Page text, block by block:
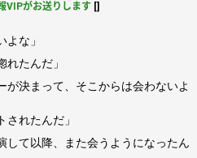
VIPがお送りします []
な」
たんだ」
が決まって、そこからは会わないよ
れたんだ」
して以降、また会うようになったん